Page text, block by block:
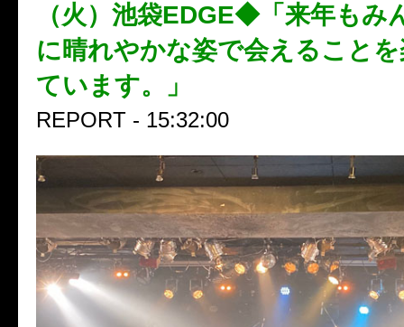
（火）池袋EDGE◆「来年もみ
に晴れやかな姿で会えること
ています。」
REPORT - 15:32:00